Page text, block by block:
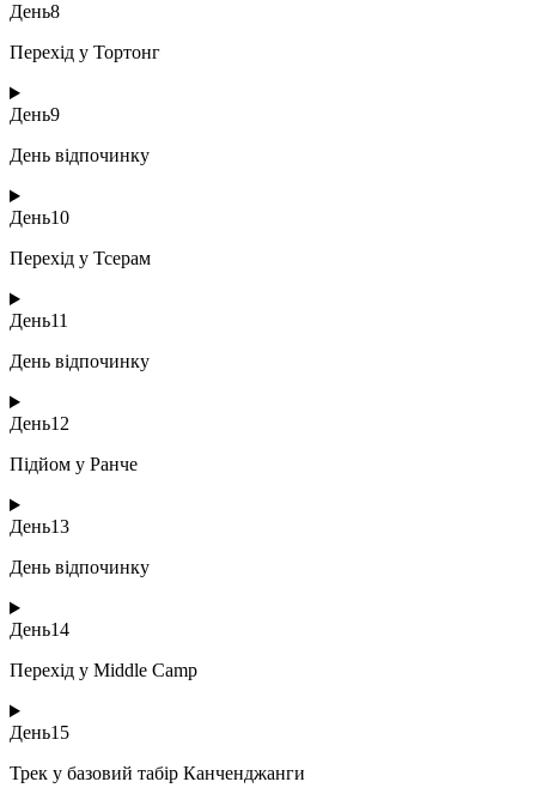
День8
Перехід у Тортонг
День9
День відпочинку
День10
Перехід у Тсерам
День11
День відпочинку
День12
Підйом у Ранче
День13
День відпочинку
День14
Перехід у Middle Camp
День15
Трек у базовий табір Канченджанги